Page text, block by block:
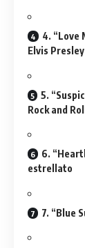
4. “Love
Elvis Presley
5.
Rock and Roll
6.
estrellato
7. “Blue